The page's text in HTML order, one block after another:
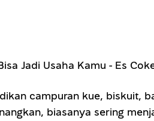
campuran kue, biskuit,
biasanya sering